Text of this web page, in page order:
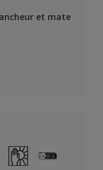
et mate